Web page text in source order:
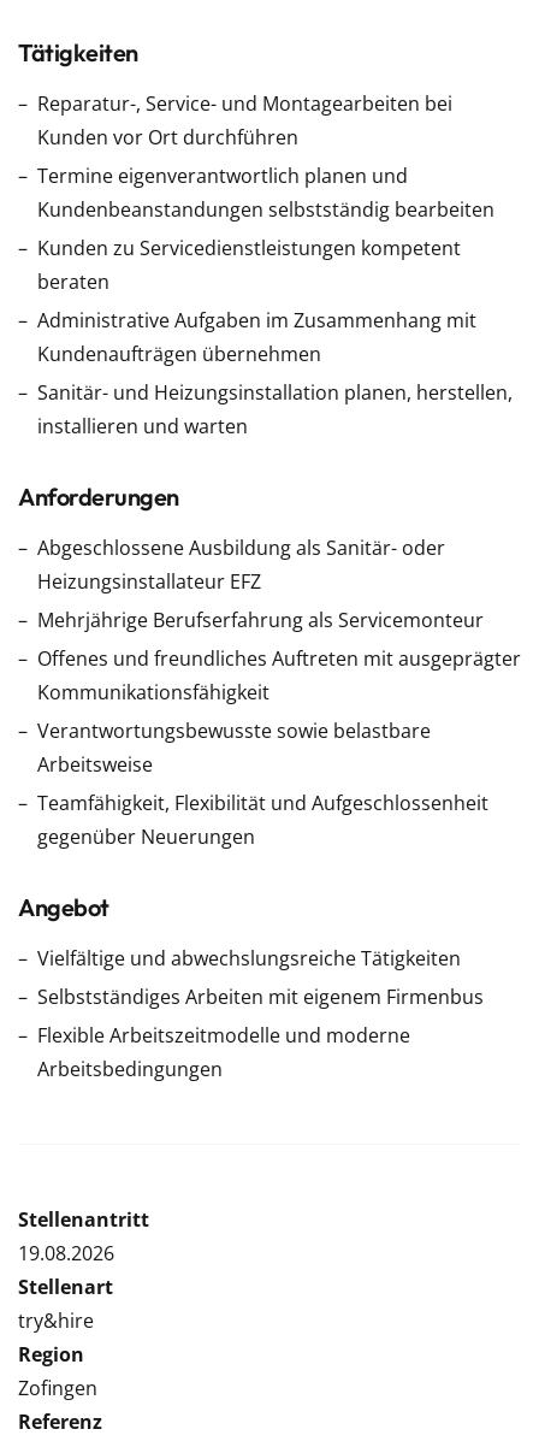
Tätigkeiten
Reparatur-, Service- und Montagearbeiten bei
Kunden vor Ort durchführen
Termine eigenverantwortlich planen und
Kundenbeanstandungen selbstständig bearbeiten
Kunden zu Servicedienstleistungen kompetent
beraten
Administrative Aufgaben im Zusammenhang mit
Kundenaufträgen übernehmen
Sanitär- und Heizungsinstallation planen, herstellen,
installieren und warten
Anforderungen
Abgeschlossene Ausbildung als Sanitär- oder
Heizungsinstallateur EFZ
Mehrjährige Berufserfahrung als Servicemonteur
Offenes und freundliches Auftreten mit ausgeprägter
Kommunikationsfähigkeit
Verantwortungsbewusste sowie belastbare
Arbeitsweise
Teamfähigkeit, Flexibilität und Aufgeschlossenheit
gegenüber Neuerungen
Angebot
Vielfältige und abwechslungsreiche Tätigkeiten
Selbstständiges Arbeiten mit eigenem Firmenbus
Flexible Arbeitszeitmodelle und moderne
Arbeitsbedingungen
Stellenantritt
19.08.2026
Stellenart
try&hire
Region
Zofingen
Referenz